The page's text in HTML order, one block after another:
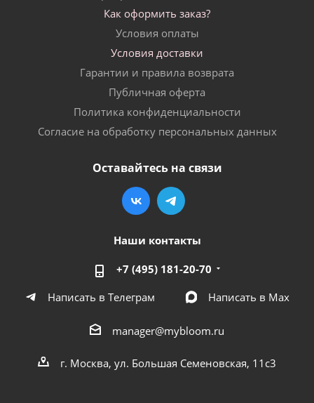
Как оформить заказ?
Условия оплаты
Условия доставки
Гарантии и правила возврата
Публичная оферта
Политика конфиденциальности
Согласие на обработку персональных данных
Оставайтесь на связи
Наши контакты
+7 (495) 181-20-70
Написать в Телеграм
Написать в Мах
manager@mybloom.ru
г. Москва, ул. Большая Семеновская, 11с3